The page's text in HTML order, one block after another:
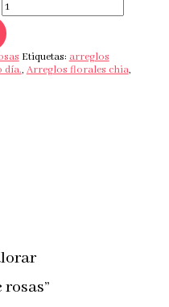
Etiquetas:arreglos
día.,Arreglos florales chia,